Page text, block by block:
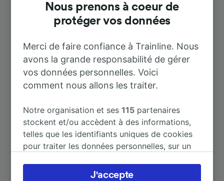
Durée
À Napoli Centrale 52 m
À Caserta 30 m
À Pompei 1 h 40 m
Nous prenons à coeur de
protéger vos données
Merci de faire confiance à Trainline. Nous
avons la grande responsabilité de gérer
vos données personnelles. Voici
comment nous allons les traiter.
Notre organisation et ses115 partenaires
stockent et/ou accèdent à des informations,
telles que les identifiants uniques de cookies
pour traiter les données personnelles, sur un
préférences, notamment en exerçant votre
J'accepte